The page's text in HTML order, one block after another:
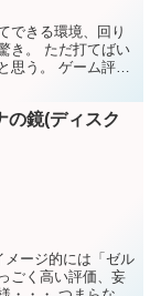
できる環境、回り
き。 ただ打てばい
思う。 ゲーム評価
鏡(ディスク
メージ的には「ゼル
ごく高い評価、妄